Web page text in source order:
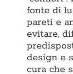
fonte di
pareti e
evitare,
design e
cura che